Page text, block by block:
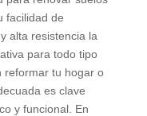
facilidad de
alta resistencia la
para todo tipo
reformar tu hogar o
es clave
y funcional. En